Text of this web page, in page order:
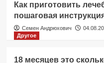
Как приготовить
пошаговая
Семен Андрюхович
Другое
18 месяцев это